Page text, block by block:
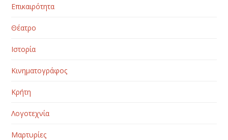
Επικαιρότητα
Θέατρο
Ιστορία
Κινηματογράφος
Κρήτη
Λογοτεχνία
Μαρτυρίες